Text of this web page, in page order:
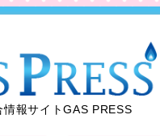
報サイトGAS PRESS